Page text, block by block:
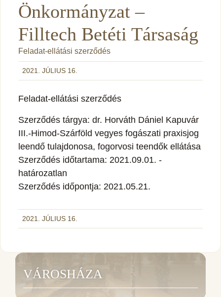
Önkormányzat –
Filltech Betéti Társaság
Feladat-ellátási szerződés
2021. JÚLIUS 16.
Feladat-ellátási szerződés
Szerződés tárgya: dr. Horváth Dániel Kapuvár
III.-Himod-Szárföld vegyes fogászati praxisjog
leendő tulajdonosa, fogorvosi teendők ellátása
Szerződés időtartama: 2021.09.01. -
határozatlan
Szerződés időpontja: 2021.05.21.
2021. JÚLIUS 16.
VÁROSHÁZA